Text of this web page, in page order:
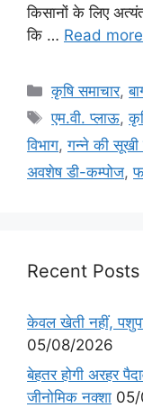
किसानों के लिए
कि … Read more
कृषि समाचार,
एम.वी. प्लाऊ,
विभाग,गन्ने की सूखी
अवशेष डी-कम्पोज,
Recent Posts
केवल खेती नहीं,
05/08/2026
बेहतर होगी अरहर
जीनोमिक नक्शा